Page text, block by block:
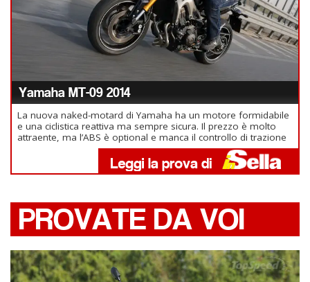
Yamaha MT-09 2014
La nuova naked-motard di Yamaha ha un motore formidabile
e una ciclistica reattiva ma sempre sicura. Il prezzo è molto
attraente, ma l’ABS è optional e manca il controllo di trazione
PROVATE DA VOI